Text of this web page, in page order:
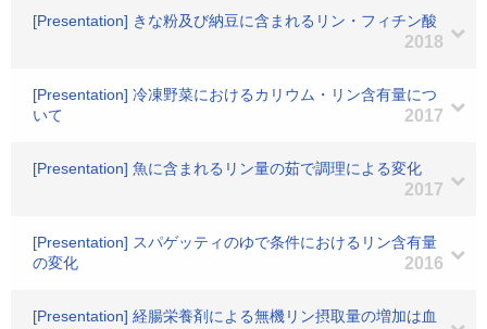
[Presentation] きな粉及び納豆に含まれるリン・フィチン酸
2018
[Presentation] 冷凍野菜におけるカリウム・リン含有量につ
いて
2017
[Presentation] 魚に含まれるリン量の茹で調理による変化
2017
[Presentation] スパゲッティのゆで条件におけるリン含有量
の変化
2016
[Presentation] 経腸栄養剤による無機リン摂取量の増加は血